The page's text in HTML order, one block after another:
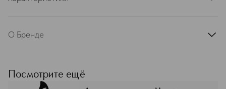
артикул
О Бренде
помогает собрать образ без лишних
шагов. Это продуманный выбор для
Посмотрите ещё